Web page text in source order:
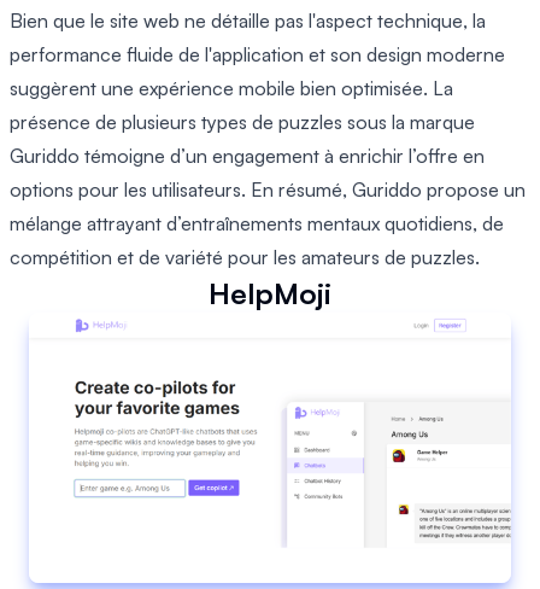
Bien que le site web ne détaille pas l'aspect technique, la
performance fluide de l'application et son design moderne
suggèrent une expérience mobile bien optimisée. La
présence de plusieurs types de puzzles sous la marque
Guriddo témoigne d’un engagement à enrichir l’offre en
options pour les utilisateurs. En résumé, Guriddo propose un
mélange attrayant d’entraînements mentaux quotidiens, de
compétition et de variété pour les amateurs de puzzles.
HelpMoji